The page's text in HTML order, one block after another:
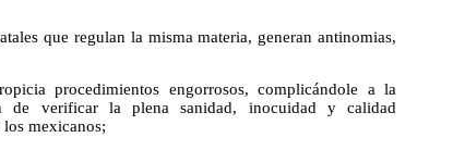
que regulan la misma materia, generan antinomias,
procedimientos engorrosos, complicándole a la
de verificar la plena sanidad, inocuidad y calidad
mexicanos;